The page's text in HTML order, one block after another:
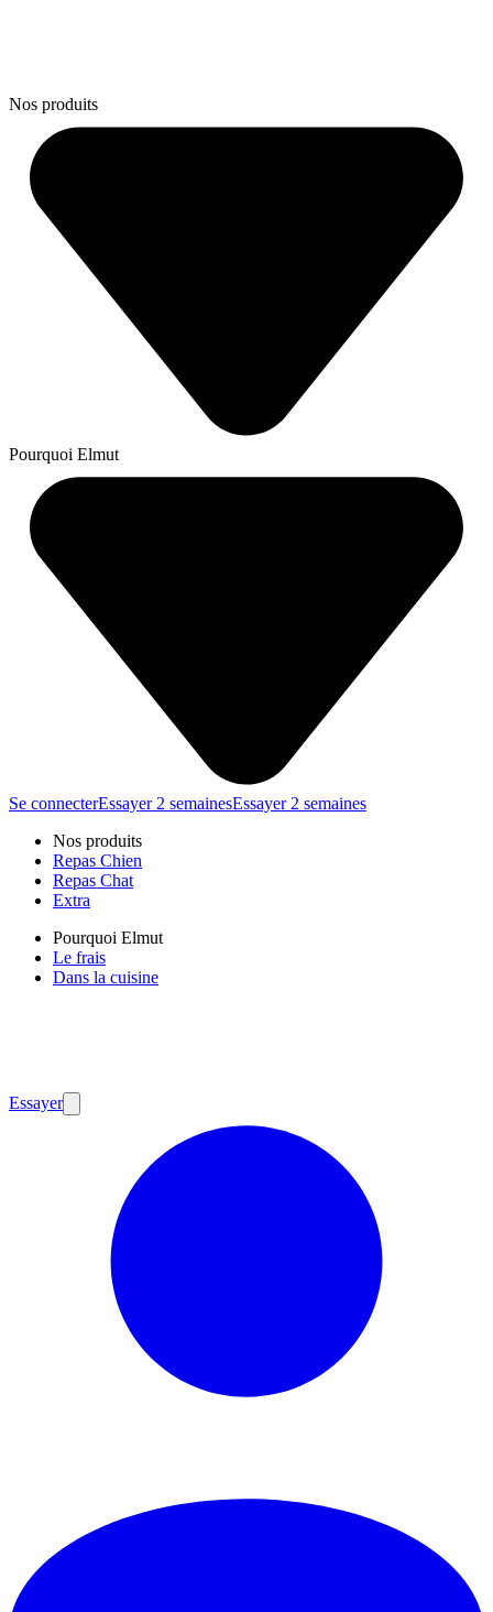
Nos produits
Pourquoi Elmut
Se connecterEssayer 2 semainesEssayer 2 semaines
Nos produits
Repas Chien
Repas Chat
Extra
Pourquoi Elmut
Le frais
Dans la cuisine
Essayer